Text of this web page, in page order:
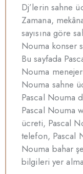
Dj’lerin sahne
Zamana,
sayısına göre
Nouma konser
Bu sayfada
Nouma
Nouma sahne
Pascal Nouma
Pascal Nouma
ücreti, Pascal
telefon, Pascal
Nouma bahar
bilgileri yer